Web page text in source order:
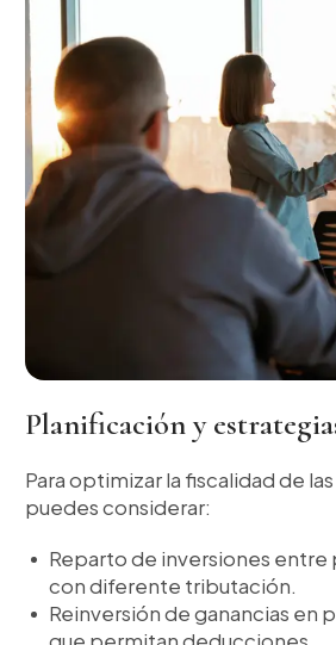
Planificación y
Para optimizar la fiscalidad de
puedes considerar:
Reparto de inversiones
con diferente tributación.
Reinversión de ganancias en